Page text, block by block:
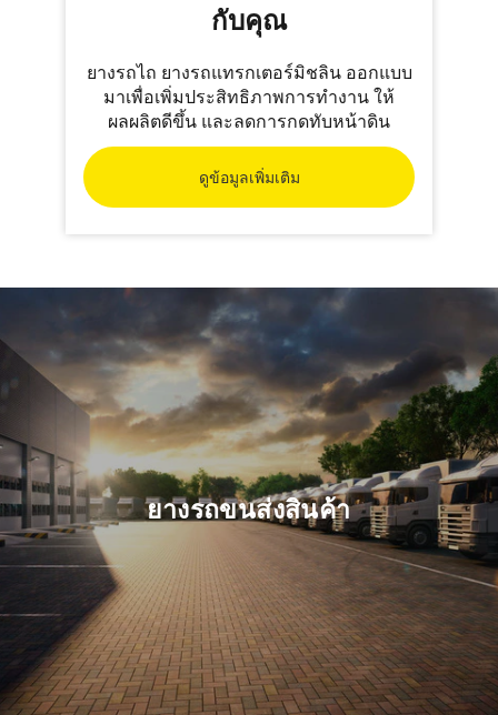
กับคุณ
ยางรถไถ ยางรถแทรกเตอร์มิชลิน ออกแบบ
มาเพื่อเพิ่มประสิทธิภาพการทำงาน ให้
ผลผลิตดีขึ้น และลดการกดทับหน้าดิน
ดูข้อมูลเพิ่มเติม
ยางรถขนส่งสินค้า